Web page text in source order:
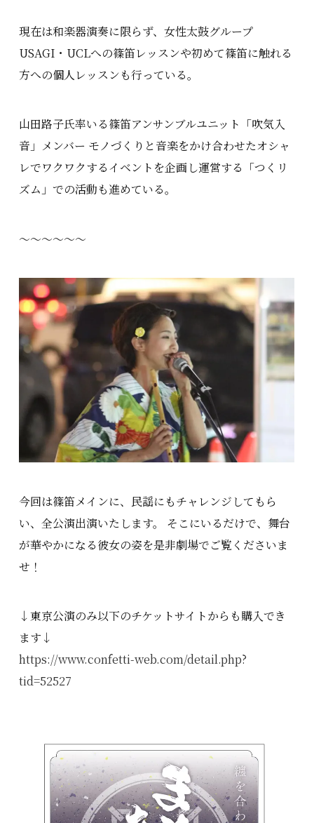
現在は和楽器演奏に限らず、女性太鼓グループ
USAGI・UCLへの篠笛レッスンや初めて篠笛に触れる
方への個人レッスンも行っている。
山田路子氏率いる篠笛アンサンブルユニット「吹気入
音」メンバー モノづくりと音楽をかけ合わせたオシャ
レでワクワクするイベントを企画し運営する「つくリ
ズム」での活動も進めている。
〜〜〜〜〜〜
今回は篠笛メインに、民謡にもチャレンジしてもら
い、全公演出演いたします。 そこにいるだけで、舞台
が華やかになる彼女の姿を是非劇場でご覧くださいま
せ！
↓東京公演のみ以下のチケットサイトからも購入でき
ます↓
https://www.confetti-web.com/detail.php?
tid=52527